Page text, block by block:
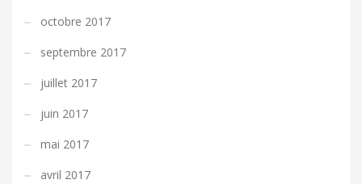
octobre 2017
septembre 2017
juillet 2017
juin 2017
mai 2017
avril 2017